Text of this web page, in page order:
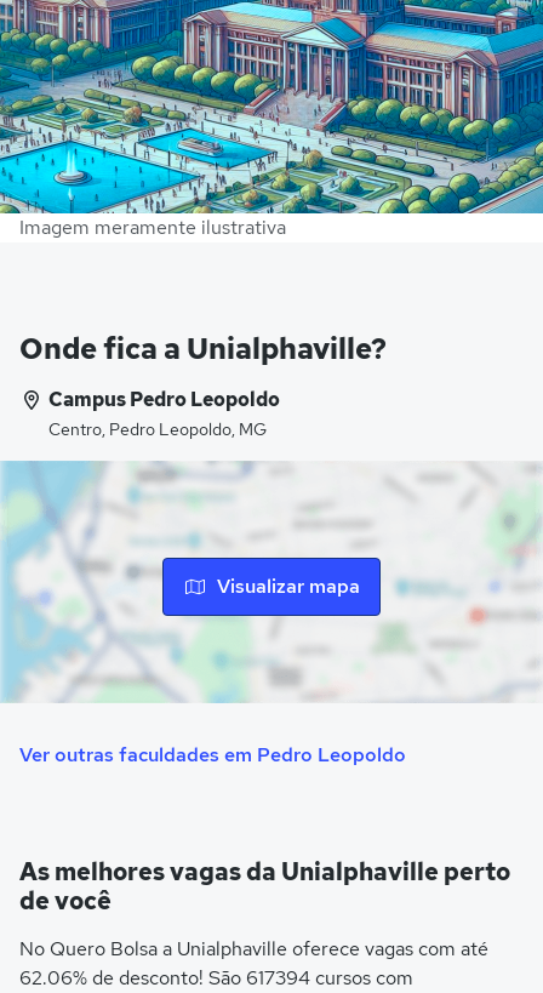
Imagem meramente ilustrativa
Onde fica a Unialphaville?
Campus Pedro Leopoldo
Centro, Pedro Leopoldo, MG
Visualizar mapa
Ver outras faculdades em Pedro Leopoldo
As melhores vagas da Unialphaville perto
de você
No Quero Bolsa a Unialphaville oferece vagas com até
62.06% de desconto! São 617394 cursos com